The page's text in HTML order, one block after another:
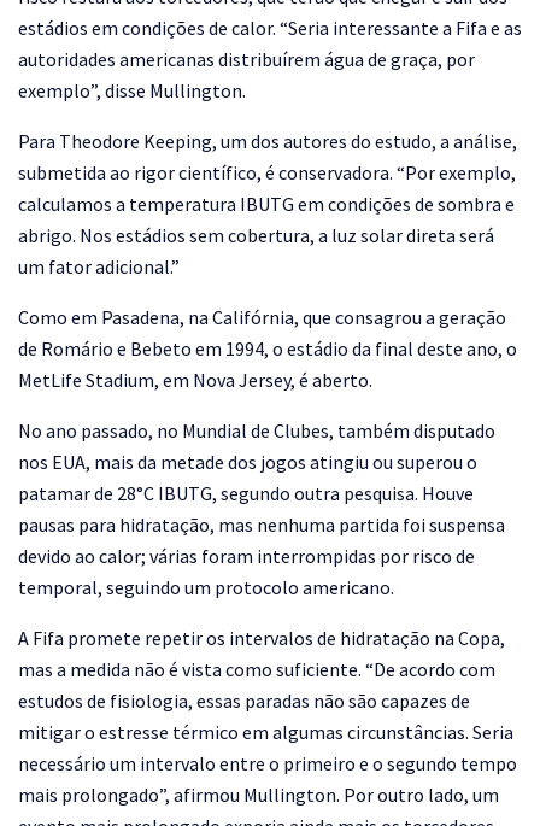
estádios em condições de calor. “Seria interessante a Fifa e as
autoridades americanas distribuírem água de graça, por
exemplo”, disse Mullington.
Para Theodore Keeping, um dos autores do estudo, a análise,
submetida ao rigor científico, é conservadora. “Por exemplo,
calculamos a temperatura IBUTG em condições de sombra e
abrigo. Nos estádios sem cobertura, a luz solar direta será
um fator adicional.”
Como em Pasadena, na Califórnia, que consagrou a geração
de Romário e Bebeto em 1994, o estádio da final deste ano, o
MetLife Stadium, em Nova Jersey, é aberto.
No ano passado, no Mundial de Clubes, também disputado
nos EUA, mais da metade dos jogos atingiu ou superou o
patamar de 28°C IBUTG, segundo outra pesquisa. Houve
pausas para hidratação, mas nenhuma partida foi suspensa
devido ao calor; várias foram interrompidas por risco de
temporal, seguindo um protocolo americano.
A Fifa promete repetir os intervalos de hidratação na Copa,
mas a medida não é vista como suficiente. “De acordo com
estudos de fisiologia, essas paradas não são capazes de
mitigar o estresse térmico em algumas circunstâncias. Seria
necessário um intervalo entre o primeiro e o segundo tempo
mais prolongado”, afirmou Mullington. Por outro lado, um